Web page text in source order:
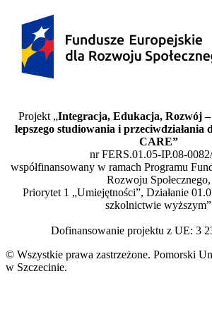
Projekt „Integracja, Edukacja, Rozwój –
lepszego studiowania i
CARE”
nr FERS.01.05-IP.08-
współfinansowany w ramach Programu
Rozwoju Społecznego,
Priorytet 1 „Umiejętności”, Działanie
szkolnictwie wyższym”
Dofinansowanie projektu z UE: 3
© Wszystkie prawa zastrzeżone. Pomorski
w Szczecinie.